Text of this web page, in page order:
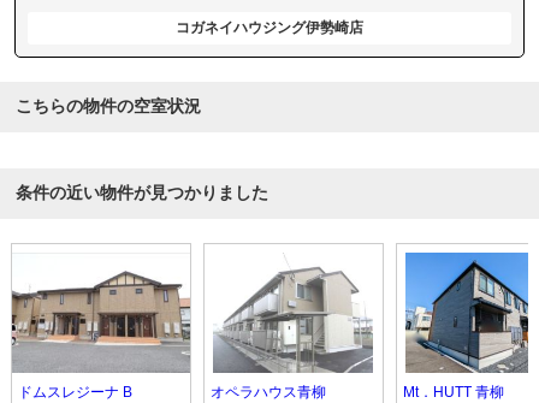
コガネイハウジング伊勢崎店
こちらの物件の空室状況
条件の近い物件が見つかりました
ドムスレジーナ B
オペラハウス青柳
Mt．HUTT 青柳